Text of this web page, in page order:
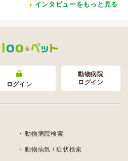
インタビューをもっと見る
ログイン
動物病院
ログイン
動物病院検索
動物病気 / 症状検索